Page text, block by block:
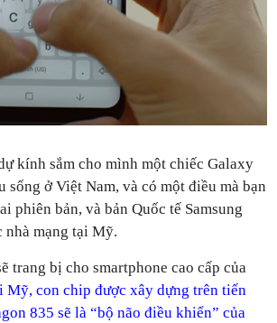
kính sắm cho mình một chiếc Galaxy
sống ở Việt Nam, và có một điều mà bạn
phiên bản, và bản Quốc tế Samsung
nhà mạng tại Mỹ.
trang bị cho smartphone cao cấp của
Mỹ, con chip được xây dựng trên tiến
835 sẽ là “bộ não điều khiển” của